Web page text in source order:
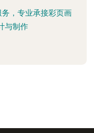
，专业承接彩页画
与制作